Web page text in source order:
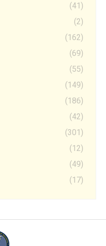
(41)
(2)
(162)
(69)
(55)
(149)
(186)
(42)
(301)
(12)
(49)
(17)